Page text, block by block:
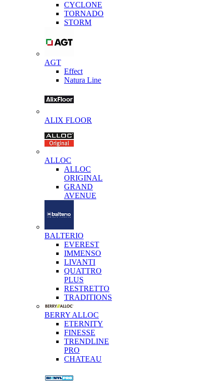
CYCLONE
TORNADO
STORM
AGT
Effect
Natura Line
ALIX FLOOR
ALLOC
ALLOC
ORIGINAL
GRAND
AVENUE
BALTERIO
EVEREST
IMMENSO
LIVANTI
QUATTRO
PLUS
RESTRETTO
TRADITIONS
BERRY ALLOC
ETERNITY
FINESSE
TRENDLINE
PRO
CHATEAU